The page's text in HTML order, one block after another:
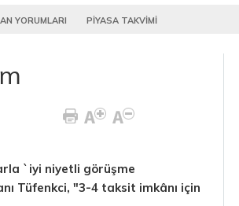
YORUMLARI PİYASA TAKVİMİ
`iyi niyetli görüşme
Tüfenkci, "3-4 taksit imkânı için